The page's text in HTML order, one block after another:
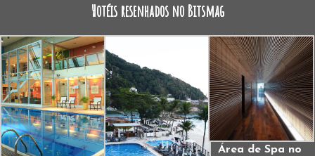
Hotéis resenhados no Bitsmag
Área de Spa no